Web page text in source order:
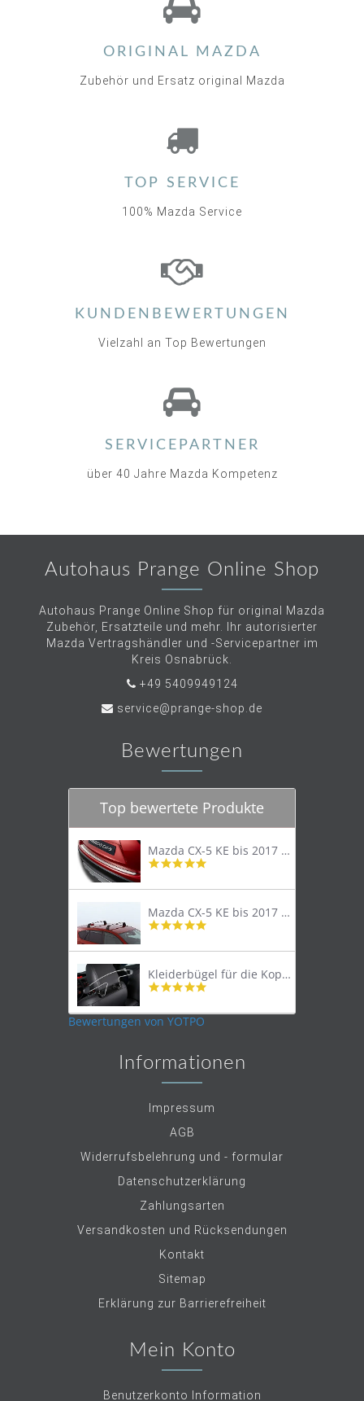
ORIGINAL MAZDA
Zubehör und Ersatz original Mazda
TOP SERVICE
100% Mazda Service
KUNDENBEWERTUNGEN
Vielzahl an Top Bewertungen
SERVICEPARTNER
über 40 Jahre Mazda Kompetenz
Autohaus Prange Online Shop
Autohaus Prange Online Shop für original Mazda
Zubehör, Ersatzteile und mehr. Ihr autorisierter
Mazda Vertragshändler und -Servicepartner im
Kreis Osnabrück.
+49 5409949124
service@prange-shop.de
Bewertungen
Top bewertete Produkte
Mazda CX-5 KE bis 2017 Trittschutzleiste Edelstahl original
4.8
rating
Mazda CX-5 KE bis 2017 Lastenträger Dachträger
4.9
rating
Kleiderbügel für die Kopfstütze
4.9
rating
Bewertungen von YOTPO
Informationen
Impressum
AGB
Widerrufsbelehrung und - formular
Datenschutzerklärung
Zahlungsarten
Versandkosten und Rücksendungen
Kontakt
Sitemap
Erklärung zur Barrierefreiheit
Mein Konto
Benutzerkonto Information